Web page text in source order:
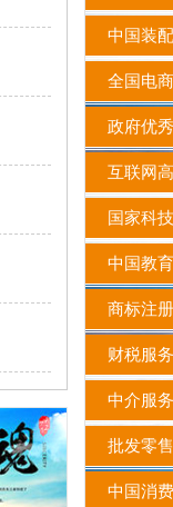
中国装配
全国电
政府优
互联网
国家科
中国教
商标注
财税服
中介服
批发零
中国消